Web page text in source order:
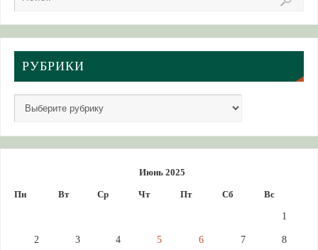
РУБРИКИ
Июнь 2025
Пн Вт Ср Чт Пт Сб Вс
1
2 3 4 5 6 7 8